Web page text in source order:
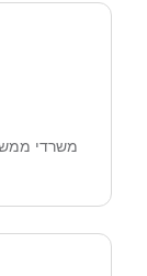
משרדי